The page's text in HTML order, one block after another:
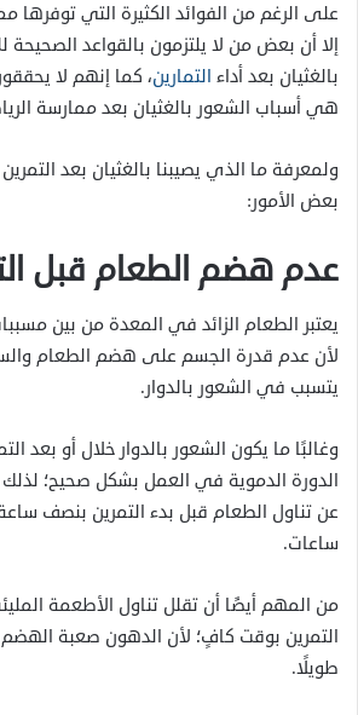
على الرغم من الفوائد الكثيرة التي توفرها
إلا أن بعض من لا يلتزمون بالقواعد الصحيحة
بالغثيان بعد أداء التمارين، كما إنهم لا
هي أسباب الشعور بالغثيان بعد ممارسة
ولمعرفة ما الذي يصيبنا بالغثيان بعد التمرين
بعض الأمور:
عدم هضم الطعام قبل
يعتبر الطعام الزائد في المعدة من بين
لأن عدم قدرة الجسم على هضم الطعام
يتسبب في الشعور بالدوار.
وغالبًا ما يكون الشعور بالدوار خلال أو بعد
الدورة الدموية في العمل بشكل صحيح؛
ساعات.
من المهم أيضًا أن تقلل تناول الأطعمة
التمرين بوقت كافٍ؛ لأن الدهون صعبة
طويلًا.